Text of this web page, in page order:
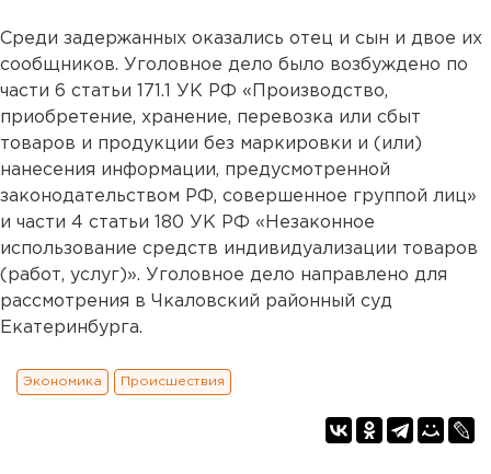
Среди задержанных оказались отец и сын и двое их
сообщников. Уголовное дело было возбуждено по
части 6 статьи 171.1 УК РФ «Производство,
приобретение, хранение, перевозка или сбыт
товаров и продукции без маркировки и (или)
нанесения информации, предусмотренной
законодательством РФ, совершенное группой лиц»
и части 4 статьи 180 УК РФ «Незаконное
использование средств индивидуализации товаров
(работ, услуг)». Уголовное дело направлено для
рассмотрения в Чкаловский районный суд
Екатеринбурга.
Экономика Происшествия